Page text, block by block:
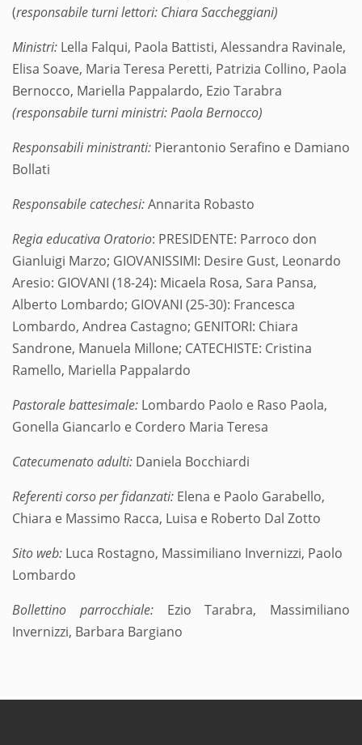
(responsabile turni lettori: Chiara Saccheggiani)
Ministri: Lella Falqui, Paola Battisti, Alessandra Ravinale,
Elisa Soave, Maria Teresa Peretti, Patrizia Collino, Paola
Bernocco, Mariella Pappalardo, Ezio Tarabra
(responsabile turni ministri: Paola Bernocco)
Responsabili ministranti: Pierantonio Serafino e Damiano
Bollati
Responsabile catechesi:Annarita Robasto
Regia educativa Oratorio: PRESIDENTE: Parroco don
Gianluigi Marzo; GIOVANISSIMI: Desire Gust, Leonardo
Aresio: GIOVANI (18-24): Micaela Rosa, Sara Pansa,
Alberto Lombardo; GIOVANI (25-30): Francesca
Lombardo, Andrea Castagno; GENITORI: Chiara
Sandrone, Manuela Millone; CATECHISTE: Cristina
Ramello, Mariella Pappalardo
Pastorale battesimale: Lombardo Paolo e Raso Paola,
Gonella Giancarlo e Cordero Maria Teresa
Catecumenato adulti: Daniela Bocchiardi
Referenti corso per fidanzati: Elena e Paolo Garabello,
Chiara e Massimo Racca, Luisa e Roberto Dal Zotto
Sito web: Luca Rostagno, Massimiliano Invernizzi, Paolo
Lombardo
Bollettino parrocchiale: Ezio Tarabra, Massimiliano
Invernizzi, Barbara Bargiano